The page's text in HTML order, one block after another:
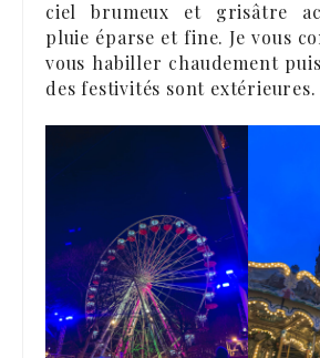
ciel brumeux et grisâtre
pluie éparse et fine. Je vous
vous habiller chaudement
des festivités sont extérieures.